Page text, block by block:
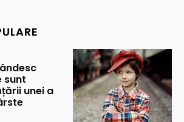
sunt
unei a